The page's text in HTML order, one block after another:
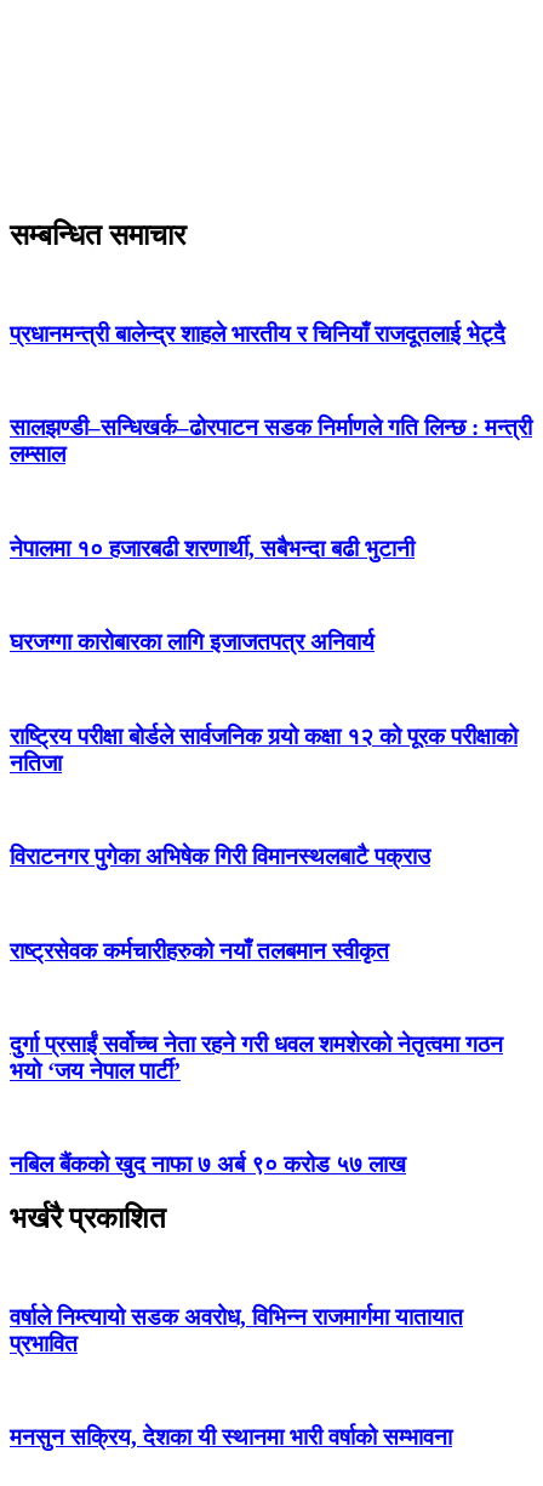
सम्बन्धित समाचार
प्रधानमन्त्री बालेन्द्र शाहले भारतीय र चिनियाँ राजदूतलाई भेट्दै
सालझण्डी–सन्धिखर्क–ढोरपाटन सडक निर्माणले गति लिन्छ : मन्त्री
लम्साल
नेपालमा १० हजारबढी शरणार्थी, सबैभन्दा बढी भुटानी
घरजग्गा कारोबारका लागि इजाजतपत्र अनिवार्य
राष्ट्रिय परीक्षा बोर्डले सार्वजनिक गर्‍यो कक्षा १२ को पूरक परीक्षाको
नतिजा
विराटनगर पुगेका अभिषेक गिरी विमानस्थलबाटै पक्राउ
राष्ट्रसेवक कर्मचारीहरुको नयाँ तलबमान स्वीकृत
दुर्गा प्रसाईं सर्वोच्च नेता रहने गरी धवल शमशेरको नेतृत्वमा गठन
भयो ‘जय नेपाल पार्टी’
नबिल बैंकको खुद नाफा ७ अर्ब ९० करोड ५७ लाख
भर्खरै प्रकाशित
वर्षाले निम्त्यायो सडक अवरोध, विभिन्न राजमार्गमा यातायात
प्रभावित
मनसुन सक्रिय, देशका यी स्थानमा भारी वर्षाको सम्भावना